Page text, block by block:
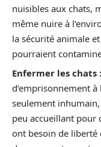
nuisibles aux chats,
même nuire à
la sécurité animale
pourraient
Enfermer les chats :
d’emprisonnement à
seulement
peu accueillant pour
ont besoin de